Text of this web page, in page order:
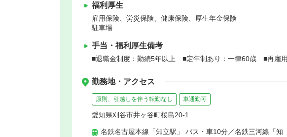
福利厚生
雇用保険、労災保険、健康保険、厚生年金保険
駐車場
手当・福利厚生備考
■退職金制度：勤続5年以上 ■定年制あり：一律60歳 ■再雇
勤務地・アクセス
原則、引越しを伴う転勤なし 車通勤可
愛知県刈谷市井ヶ谷町桜島20-1
名鉄名古屋本線「知立駅」 バス・車10分／名鉄三河線「知